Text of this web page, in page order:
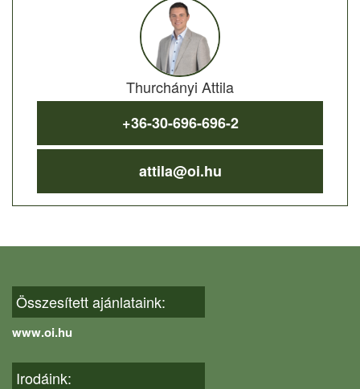
Thurchányi Attila
+36-30-696-696-2
attila@oi.hu
Összesített ajánlataink:
www.oi.hu
Irodáink: